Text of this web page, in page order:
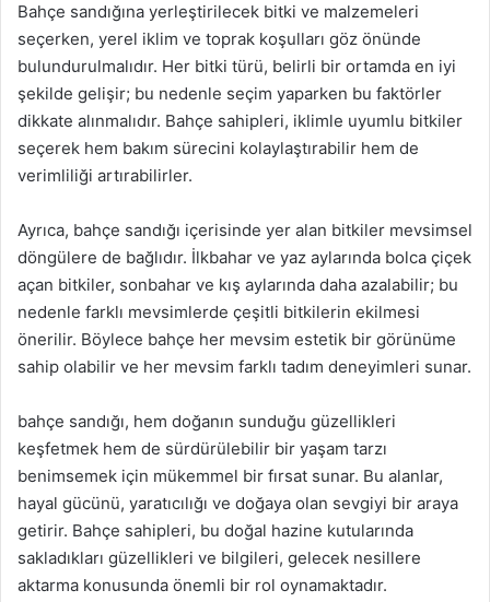
Bahçe sandığına yerleştirilecek bitki ve malzemeleri
seçerken, yerel iklim ve toprak koşulları göz önünde
bulundurulmalıdır. Her bitki türü, belirli bir ortamda en iyi
şekilde gelişir; bu nedenle seçim yaparken bu faktörler
dikkate alınmalıdır. Bahçe sahipleri, iklimle uyumlu bitkiler
seçerek hem bakım sürecini kolaylaştırabilir hem de
verimliliği artırabilirler.
Ayrıca, bahçe sandığı içerisinde yer alan bitkiler mevsimsel
döngülere de bağlıdır. İlkbahar ve yaz aylarında bolca çiçek
açan bitkiler, sonbahar ve kış aylarında daha azalabilir; bu
nedenle farklı mevsimlerde çeşitli bitkilerin ekilmesi
önerilir. Böylece bahçe her mevsim estetik bir görünüme
sahip olabilir ve her mevsim farklı tadım deneyimleri sunar.
bahçe sandığı, hem doğanın sunduğu güzellikleri
keşfetmek hem de sürdürülebilir bir yaşam tarzı
benimsemek için mükemmel bir fırsat sunar. Bu alanlar,
hayal gücünü, yaratıcılığı ve doğaya olan sevgiyi bir araya
getirir. Bahçe sahipleri, bu doğal hazine kutularında
sakladıkları güzellikleri ve bilgileri, gelecek nesillere
aktarma konusunda önemli bir rol oynamaktadır.